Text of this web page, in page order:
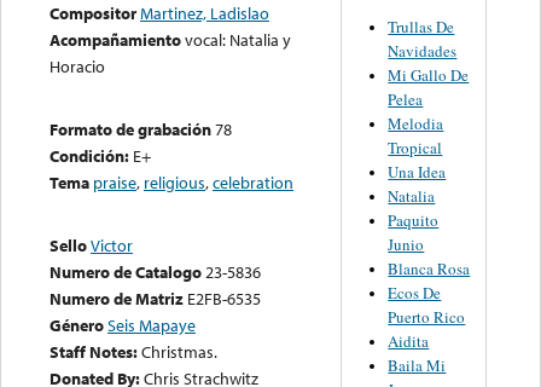
CompositorMartinez, Ladislao
Acompañamientovocal: Natalia y
Horacio
Formato de grabación78
Condición: E+
Tema praise, religious,celebration
SelloVictor
Numero de Catalogo23-5836
Numero de Matriz E2FB-6535
GéneroSeis Mapaye
Staff Notes:Christmas.
Donated By:Chris Strachwitz
Trullas De
Navidades
Mi Gallo De
Pelea
Melodia
Tropical
Una Idea
Natalia
Paquito
Junio
Blanca Rosa
Ecos De
Puerto Rico
Aidita
Baila Mi